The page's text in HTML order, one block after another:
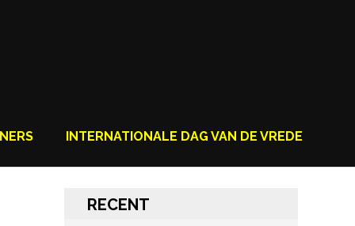
INTERNATIONALE DAG VAN DE VREDE
RECENT